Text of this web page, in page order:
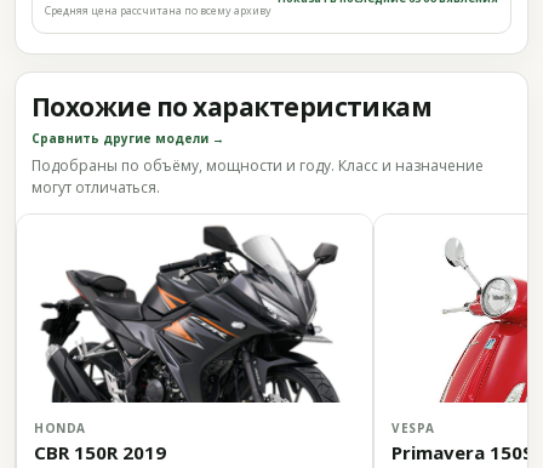
Средняя цена рассчитана по всему архиву
Похожие по характеристикам
Сравнить другие модели →
Подобраны по объёму, мощности и году. Класс и назначение
могут отличаться.
HONDA
CBR 150R 2019
VESPA
Primavera 150S